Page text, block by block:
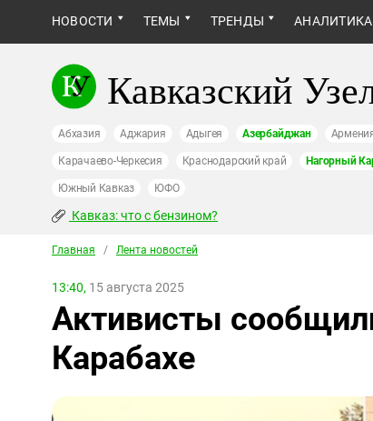
НОВОСТИ ТЕМЫ ТРЕНДЫ АНАЛИТИКА
Кавказский
Абхазия Аджария Адыгея Азербайджан
Карачаево-Черкесия Краснодарский край Нагорный
Южный Кавказ ЮФО
Кавказ: что с бензином?
Главная / Лента новостей
13:40, 15 августа 2025
Активисты
Карабахе